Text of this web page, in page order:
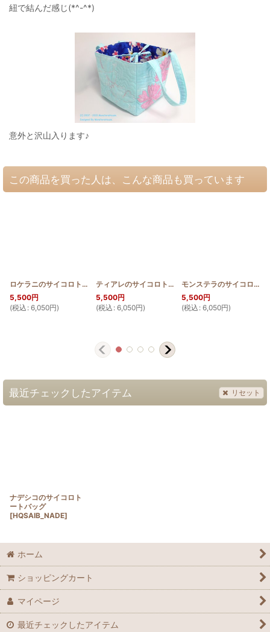
紐で結んだ感じ(*^-^*)
意外と沢山入ります♪
この商品を買った人は、こんな商品も買っています
ロケラニのサイコロトートバッグ [HQSAIB_LOKE]
5,500円
(税込 : 6,050円)
ティアレのサイコロトートバッグ [HQSAIB_TIA]
5,500円
(税込 : 6,050円)
モンステラのサイコロトートバッグ
5,500円
(税込 : 6,050円)
最近チェックしたアイテム リセット
ナデシコのサイコロト
ートバッグ
[HQSAIB_NADE]
ホーム
ショッピングカート
マイページ
最近チェックしたアイテム